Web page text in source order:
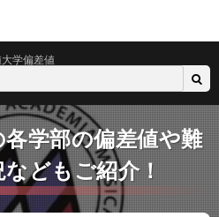
大学偏差値
学部の偏差値や難
どもご紹介！